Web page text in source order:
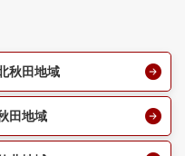
秋田地域
田地域